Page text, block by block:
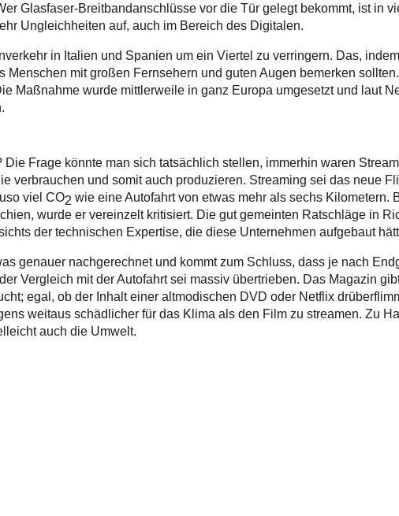
Glasfaser-Breitbandanschlüsse vor die Tür gelegt bekommt, ist in
Ungleichheiten auf, auch im Bereich des Digitalen.
in Italien und Spanien um ein Viertel zu verringern. Das,
Menschen mit großen Fernsehern und guten Augen bemerken
Maßnahme wurde mittlerweile in ganz Europa umgesetzt und laut
Die Frage könnte man sich tatsächlich stellen, immerhin waren
verbrauchen und somit auch produzieren. Streaming sei das neue
viel CO2 wie eine Autofahrt von etwas mehr als sechs Kilometern.
wurde er vereinzelt kritisiert. Die gut gemeinten Ratschläge in
der technischen Expertise, die diese Unternehmen aufgebaut
genauer nachgerechnet und kommt zum Schluss, dass je nach
Vergleich mit der Autofahrt sei massiv übertrieben. Das Magazin
egal, ob der Inhalt einer altmodischen DVD oder Netflix
weitaus schädlicher für das Klima als den Film zu streamen. Zu
auch die Umwelt.